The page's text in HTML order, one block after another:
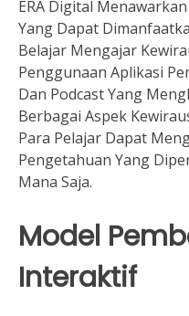
ERA Digital
Yang Dapat
Belajar Mengajar
Penggunaan Aplikasi
Dan Podcast Yang
Berbagai Aspek
Para Pelajar Dapat
Pengetahuan Yang
Mana Saja.
Model
Interaktif